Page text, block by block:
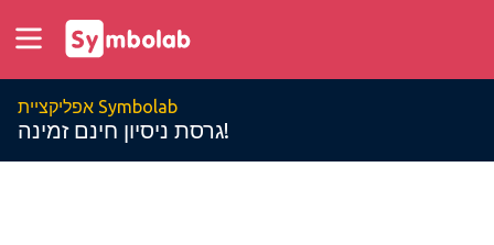
אפליקציית Symbolab
גרסת ניסיון חינם זמינה!